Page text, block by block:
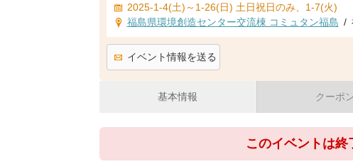
2025-1-4(土)～1-26(日) 土日祝日のみ、1-7(火)
福島県環境創造センター交流棟 コミュタン福島 /
イベント情報を送る
基本情報 クーポ
このイベントは終